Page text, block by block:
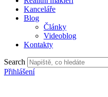
Kanceláře
Blog
Články
Videoblog
Kontakty
Search
Přihlášení